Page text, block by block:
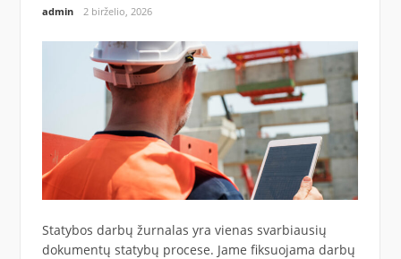
admin 2 birželio, 2026
Statybos darbų žurnalas yra vienas svarbiausių
dokumentų statybų procese. Jame fiksuojama darbų